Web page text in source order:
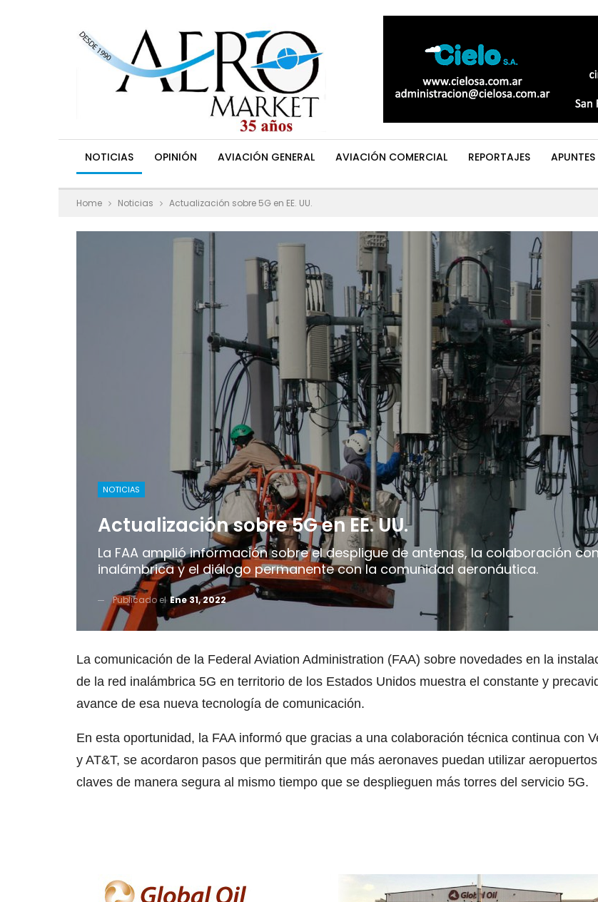
NOTICIAS OPINIÓN AVIACIÓN GENERAL AVIACIÓN COMERCIAL REPORTAJES
Home Noticias Actualización sobre 5G en EE. UU.
NOTICIAS
Actualización sobre 5G en EE. UU.
La FAA amplió información sobre el despligue de antenas, la colaboración
inalámbrica y el diálogo permanente con la comunidad aeronáutica.
Publicado el Ene 31, 2022
La comunicación de la Federal Aviation Administration (FAA) sobre novedades en la
de la red inalámbrica 5G en territorio de los Estados Unidos muestra el constante y
avance de esa nueva tecnología de comunicación.
En esta oportunidad, la FAA informó que gracias a una colaboración técnica continua con
y AT&T, se acordaron pasos que permitirán que más aeronaves puedan utilizar aeropuertos
claves de manera segura al mismo tiempo que se desplieguen más torres del servicio 5G.